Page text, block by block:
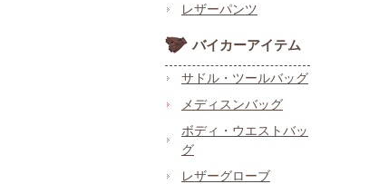
レザーパンツ
バイカーアイテム
サドル・ツールバッグ
メディスンバッグ
ボディ・ウエストバッ
グ
レザーグローブ